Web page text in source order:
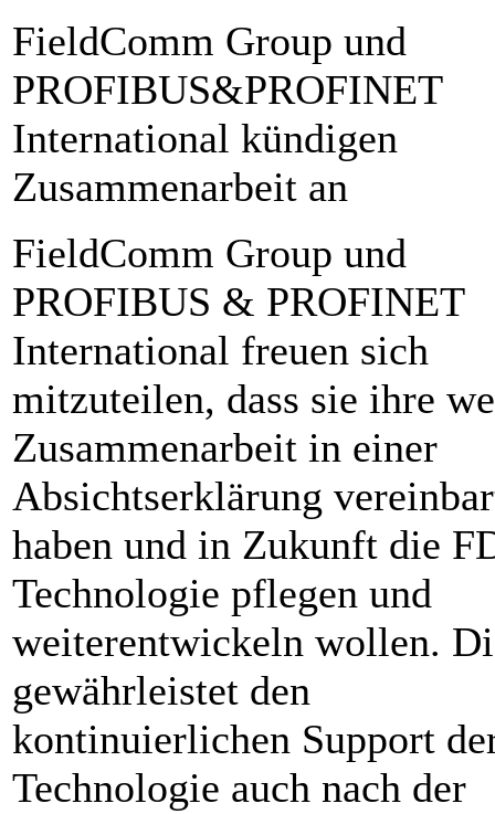
FieldComm Group und
PROFIBUS&PROFINET
International kündigen
Zusammenarbeit an
FieldComm Group und
PROFIBUS & PROFINET
International freuen sich
mitzuteilen, dass sie ihre
Zusammenarbeit in einer
Absichtserklärung
haben und in Zukunft die
Technologie pflegen und
weiterentwickeln wollen.
gewährleistet den
kontinuierlichen Support
Technologie auch nach der